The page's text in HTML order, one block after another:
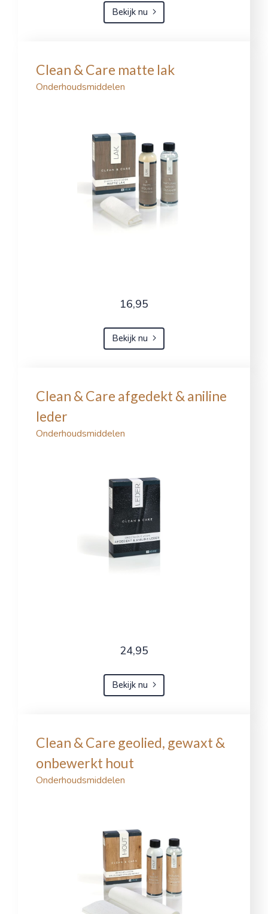
Bekijk nu
Clean & Care matte lak
Onderhoudsmiddelen
16,95
Bekijk nu
Clean & Care afgedekt & aniline
leder
Onderhoudsmiddelen
24,95
Bekijk nu
Clean & Care geolied, gewaxt &
onbewerkt hout
Onderhoudsmiddelen